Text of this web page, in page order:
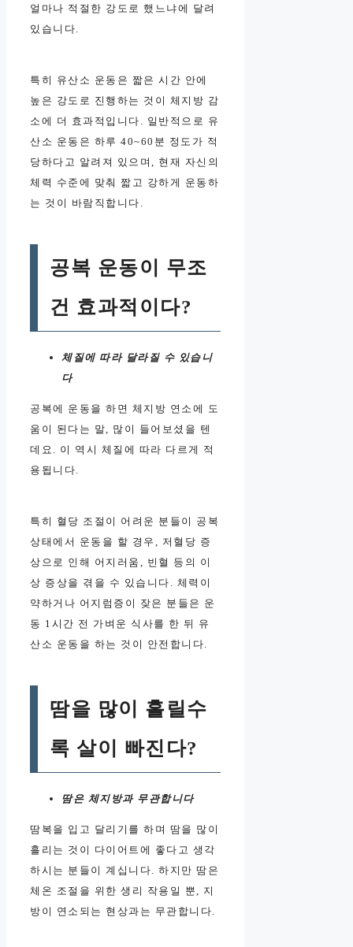
얼마나 적절한 강도로 했느냐에 달려
있습니다.
특히 유산소 운동은 짧은 시간 안에
높은 강도로 진행하는 것이 체지방 감
소에 더 효과적입니다. 일반적으로 유
산소 운동은 하루 40~60분 정도가 적
당하다고 알려져 있으며, 현재 자신의
체력 수준에 맞춰 짧고 강하게 운동하
는 것이 바람직합니다.
공복 운동이 무조
건 효과적이다?
체질에 따라 달라질 수 있습니
다
공복에 운동을 하면 체지방 연소에 도
움이 된다는 말, 많이 들어보셨을 텐
데요. 이 역시 체질에 따라 다르게 적
용됩니다.
특히 혈당 조절이 어려운 분들이 공복
상태에서 운동을 할 경우, 저혈당 증
상으로 인해 어지러움, 빈혈 등의 이
상 증상을 겪을 수 있습니다. 체력이
약하거나 어지럼증이 잦은 분들은 운
동 1시간 전 가벼운 식사를 한 뒤 유
산소 운동을 하는 것이 안전합니다.
땀을 많이 흘릴수
록 살이 빠진다?
땀은 체지방과 무관합니다
땀복을 입고 달리기를 하며 땀을 많이
흘리는 것이 다이어트에 좋다고 생각
하시는 분들이 계십니다. 하지만 땀은
체온 조절을 위한 생리 작용일 뿐, 지
방이 연소되는 현상과는 무관합니다.